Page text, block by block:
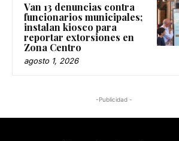
Van 13 denuncias contra
funcionarios municipales;
instalan kiosco para
reportar extorsiones en
Zona Centro
agosto 1, 2026
-Publicidad -